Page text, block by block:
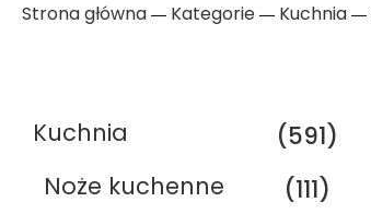
Strona główna ― Kategorie ― Kuchnia ―
Kuchnia
(591)
Noże kuchenne
(111)